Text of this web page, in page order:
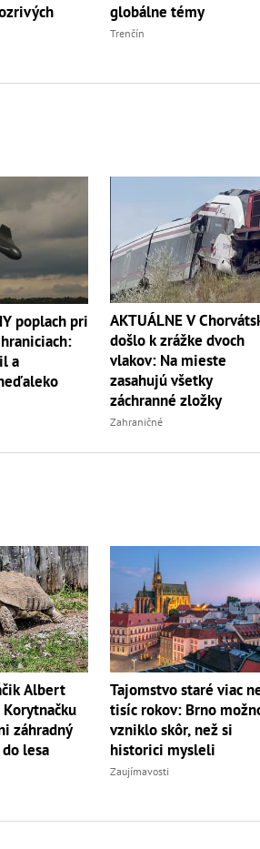
globálne témy
Trenčín
poplach pri
a
AKTUÁLNE V
došlo k zrážke dvoch
vlakov: Na mieste
zasahujú všetky
záchranné zložky
Zahraničné
Albert
záhradný
lesa
Tajomstvo staré viac
tisíc rokov: Brno
vzniklo skôr, než si
historici mysleli
Zaujímavosti